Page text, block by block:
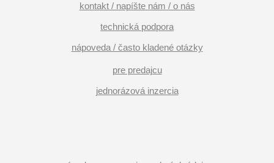
kontakt / napíšte nám / o nás
technická podpora
nápoveda / často kladené otázky
pre predajcu
jednorázová inzercia